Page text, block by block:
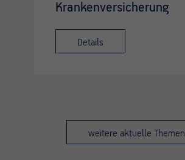
Krankenversicherung
Details
weitere aktuelle Themen